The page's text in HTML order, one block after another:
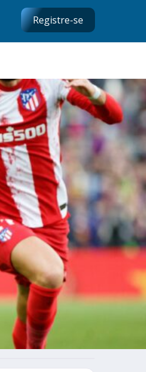
Registre-se